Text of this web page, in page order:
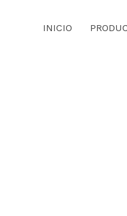
INICIO